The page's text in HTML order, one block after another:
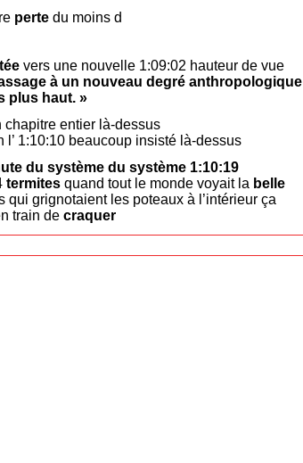
perte du moins d
vers une nouvelle 1:09:02 hauteur de vue
à un nouveau degré anthropologique
plus haut. »
chapitre entier là-dessus
1:10:10 beaucoup insisté là-dessus
du système du système 1:10:19
termites quand tout le monde voyait la belle
grignotaient les poteaux à l’intérieur ça
train de craquer